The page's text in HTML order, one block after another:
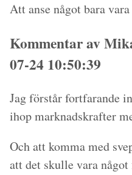
Att anse något bara
Kommentar av
07-24 10:50:39
Jag förstår fortfarande
ihop marknadskrafter
Och att komma med
att det skulle vara